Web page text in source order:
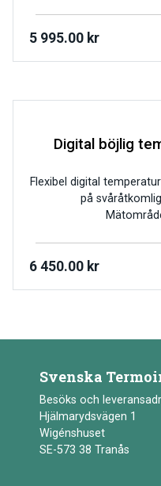
5 995.00 kr
Digital böjlig
Flexibel digital
på
6 450.00 kr
Svenska
Besöks och
Hjälmarydsvägen 1
Wigénshuset
SE-573 38 Tranås